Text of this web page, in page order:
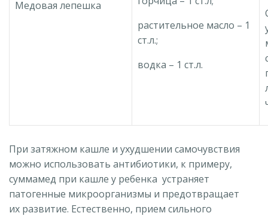
Медовая лепешка
растительное масло – 1
ст.л.;
водка – 1 ст.л.
При затяжном кашле и ухудшении самочувствия
можно использовать антибиотики, к примеру,
суммамед при кашле у ребенка устраняет
патогенные микроорганизмы и предотвращает
их развитие. Естественно, прием сильного